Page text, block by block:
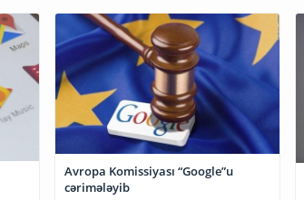
Avropa Komissiyası “Google”u
cərimələyib